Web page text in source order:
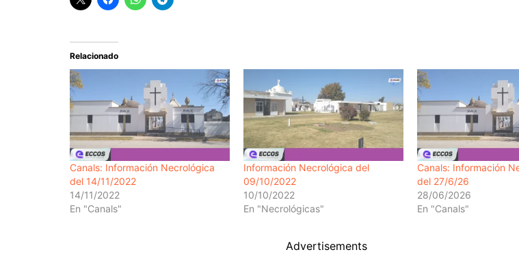
Relacionado
Canals: Información Necrológica
del 14/11/2022
14/11/2022
En "Canals"
Información Necrológica del
09/10/2022
10/10/2022
En "Necrológicas"
Canals: Información
del 27/6/26
28/06/2026
En "Canals"
Advertisements